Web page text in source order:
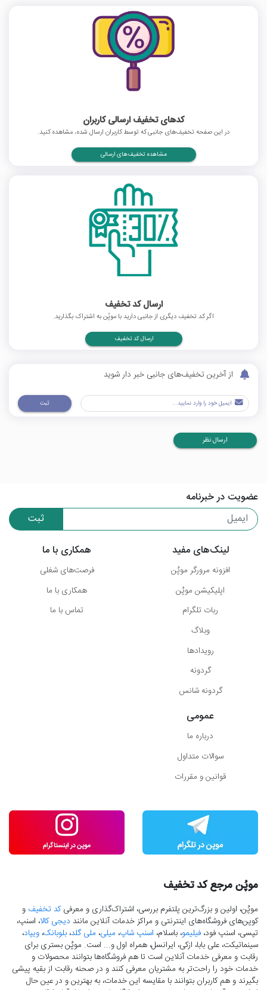
کدهای تخفیف ارسالی کاربران
در این صفحه تخفیف‌های جانبی که توسط کاربران ارسال شده، مشاهده کنید.
مشاهده تخفیف‌های ارسالی
ارسال کد تخفیف
اگر کد تخفیف دیگری از جانبی دارید با موپُن به اشتراک بگذارید.
ارسال کد تخفیف
از آخرین تخفیف‌های جانبی خبر دار شوید
ثبت
ارسال نظر
عضویت در خبرنامه
ثبت
لینک‌های مفید
افزونه مرورگر موپُن
اپلیکیشن موپُن
ربات تلگرام
وبلاگ
رویدادها
گردونه
گردونه شانس
همکاری با ما
فرصت‌های شغلی
همکاری با ما
تماس با ما
عمومی
درباره ما
سوالات متداول
قوانین و مقررات
موپُن مرجع کد تخفیف
موپُن، اولین و بزرگ‌ترین پلتفرم بررسی، اشتراک‌گذاری و معرفیکد تخفیف و
کوپن‌های فروشگاه‌های اینترنتی و مراکز خدمات آنلاین مانند دیجی کالا، اسنپ،
تپسی، اسنپ فود، فیلیمو، باسلام، اسنپ شاپ، میلی، ملی گلد، بلوبانک، ویپاد،
سینماتیکت، علی بابا، ازکی، ایرانسل، همراه اول و... است. موپُن بستری برای
رقابت و معرفی خدمات آنلاین است تا هم فروشگاه‌ها بتوانند محصولات و
خدمات خود را راحت‌تر به مشتریان معرفی کنند و در صحنه رقابت از بقیه پیشی
بگیرند و هم کاربران بتوانند با مقایسه این خدمات، به بهترین و در عین حال